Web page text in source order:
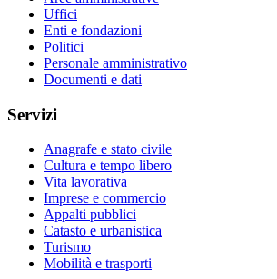
Uffici
Enti e fondazioni
Politici
Personale amministrativo
Documenti e dati
Servizi
Anagrafe e stato civile
Cultura e tempo libero
Vita lavorativa
Imprese e commercio
Appalti pubblici
Catasto e urbanistica
Turismo
Mobilità e trasporti